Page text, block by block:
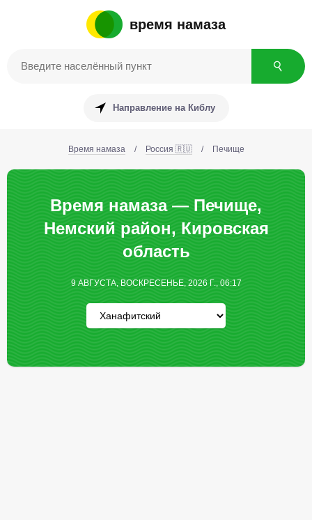
время намаза
Направление на Киблу
Время намаза / Россия 🇷🇺 / Печище
Время намаза — Печище,
Немский район, Кировская
область
9 АВГУСТА, ВОСКРЕСЕНЬЕ, 2026 Г., 06:17